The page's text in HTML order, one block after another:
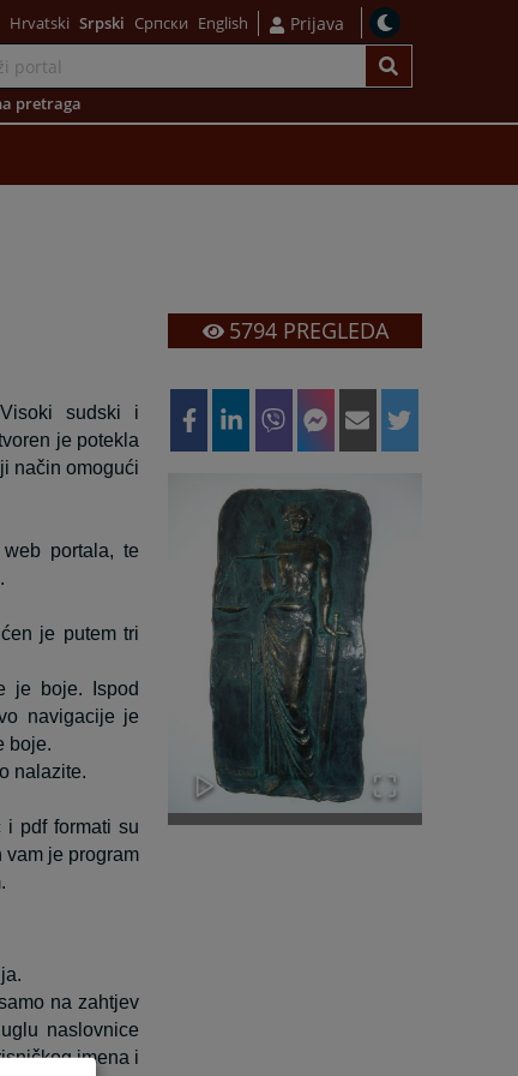
Hrvatski Srpski Српски English Prijava
pretraga
sudski i
je potekla
način omogući
portala, te
je putem tri
je boje. Ispod
navigacije je
boje.
nalazite.
i pdf formati su
vam je program
na zahtjev
naslovnice
imena i
5794PREGLEDA